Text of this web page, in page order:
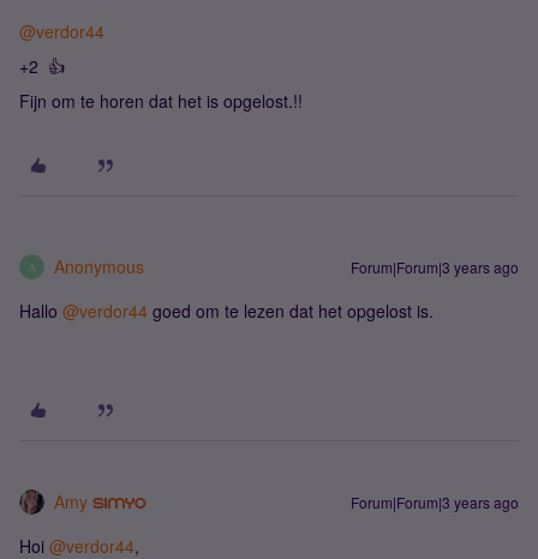
@verdor44
+2 👍
Fijn om te horen dat het is opgelost.!!
A Anonymous Forum|Forum|3 years ago
Hallo @verdor44 goed om te lezen dat het opgelost is.
Amy Forum|Forum|3 years ago
Hoi @verdor44,